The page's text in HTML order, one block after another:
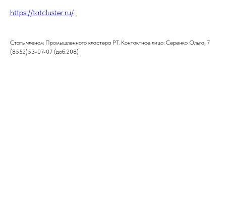
https://tatcluster.ru/
Стать членом Промышленного кластера РТ. Контактное лицо: Серенко Ольга, 7
(8552)53-07-07 (доб.208)